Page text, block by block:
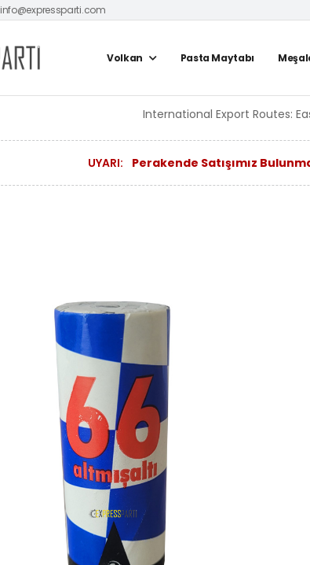
info@expressparti.com
Volkan Pasta Maytabı
International Export Routes:
UYARI: Perakende Satışımız